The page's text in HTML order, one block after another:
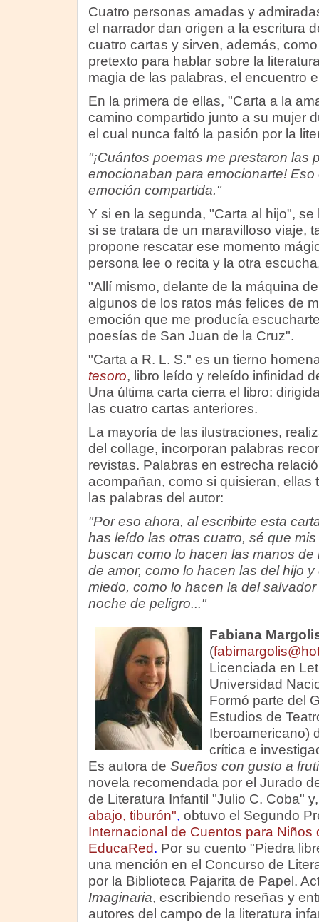
Cuatro personas amadas y
el narrador dan origen a la escritura
cuatro cartas y sirven, además,
pretexto para hablar sobre la
magia de las palabras, el encuentro
En la primera de ellas, "Carta a la
camino compartido junto a su mujer
el cual nunca faltó la pasión por la
"¡Cuántos poemas me prestaron las
emocionaban para emocionarte! Eso
emoción compartida."
Y si en la segunda, "Carta al hijo",
si se tratara de un maravilloso viaje,
propone rescatar ese momento
persona lee o recita y la otra
"Allí mismo, delante de la máquina
algunos de los ratos más felices de
emoción que me producía
poesías de San Juan de la Cruz".
"Carta a R. L. S." es un tierno
tesoro, libro leído y releído infinidad
Una última carta cierra el libro:
las cuatro cartas anteriores.
La mayoría de las ilustraciones,
del collage, incorporan palabras
revistas. Palabras en estrecha
acompañan, como si quisieran, ellas
las palabras del autor:
"Por eso ahora, al escribirte esta
has leído las otras cuatro, sé que
buscan como lo hacen las manos
de amor, como lo hacen las del hijo
miedo, como lo hacen la del
noche de peligro..."
Fabiana
(
Licenciada en
Universidad
Formó parte del
Estudios de
Iberoamericano)
crítica e
Es autora de Sueños con gusto a
novela recomendada por el Jurado
de Literatura Infantil "Julio C. Coba"
abajo, tiburón", obtuvo el Segundo
Internacional de Cuentos para Niños
EducaRed. Por su cuento "Piedra
una mención en el Concurso de
por la Biblioteca Pajarita de Papel.
Imaginaria, escribiendo reseñas y
autores del campo de la literatura